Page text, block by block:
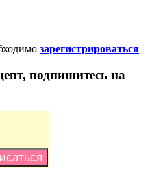
зарегистрироваться
подпишитесь на